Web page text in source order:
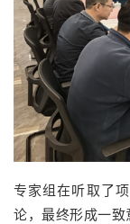
专家组在听取了
论，最终形成一